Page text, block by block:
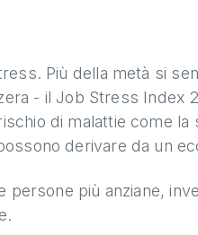
Più della metà si
- il Job Stress Index
di malattie come la
derivare da un
più anziane,